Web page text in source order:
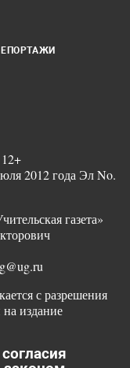
2012 года Эл No.
газета»
с разрешения
на издание